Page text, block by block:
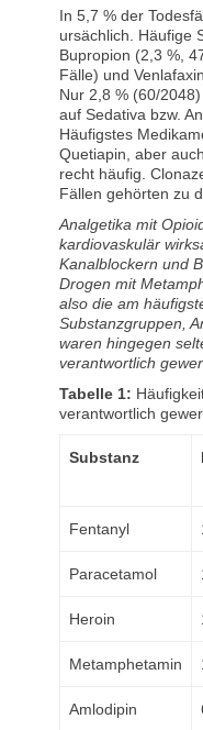
In 5,7 % der
ursächlich. Häufige
Bupropion (2,3 %,
Fälle) und
Nur 2,8 % (60/
auf Sedativa bzw.
Häufigstes
Quetiapin, aber
recht häufig.
Fällen gehörten zu
Analgetika mit
kardiovaskulär
Kanalblockern und
Drogen mit
also die am
Substanzgruppen,
waren hingegen
verantwortlich
Tabelle 1:
verantwortlich
Substanz
Fentanyl
Paracetamol
Heroin
Metamphetamin
Amlodipin